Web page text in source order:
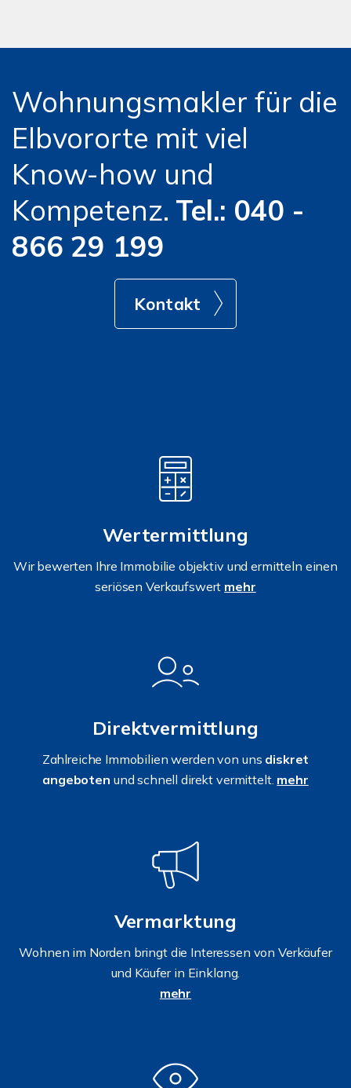
Wohnungsmakler für die
Elbvororte mit viel
Know-how und
Kompetenz. Tel.: 040 -
866 29 199
Kontakt
Wertermittlung
Wir bewerten Ihre Immobilie objektiv und ermitteln einen
seriösen Verkaufswert mehr
Direktvermittlung
Zahlreiche Immobilien werden von uns diskret
angeboten und schnell direkt vermittelt. mehr
Vermarktung
Wohnen im Norden bringt die Interessen von Verkäufer
und Käufer in Einklang.
mehr